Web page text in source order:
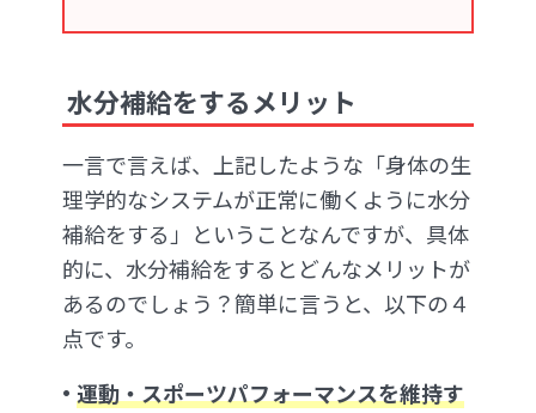
水分補給をするメリット
一言で言えば、上記したような「身体の生
理学的なシステムが正常に働くように水分
補給をする」ということなんですが、具体
的に、水分補給をするとどんなメリットが
あるのでしょう？簡単に言うと、以下の４
点です。
運動・スポーツパフォーマンスを維持す